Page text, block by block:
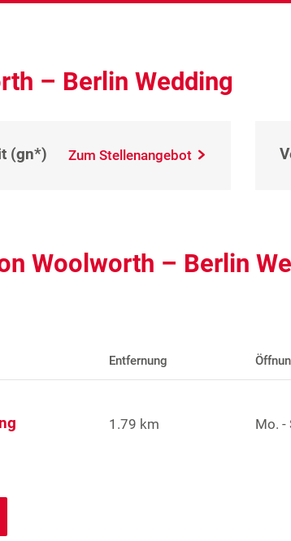
– Berlin Wedding
(gn*) Zum Stellenangebot
Woolworth – Berlin
Entfernung
1.79 km Mo. -